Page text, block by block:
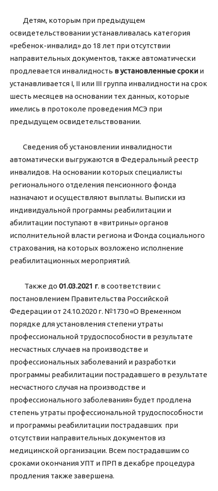
Детям, которым при предыдущем
освидетельствовании устанавливалась категория
«ребенок-инвалид» до 18 лет при отсутствии
направительных документов, также автоматически
продлевается инвалидность в установленные сроки и
устанавливается I, II или III группа инвалидности на срок
шесть месяцев на основании тех данных, которые
имелись в протоколе проведения МСЭ при
предыдущем освидетельствовании.
Сведения об установлении инвалидности
автоматически выгружаются в Федеральный реестр
инвалидов. На основании которых специалисты
регионального отделения пенсионного фонда
назначают и осуществляют выплаты. Выписки из
индивидуальной программы реабилитации и
абилитации поступают в «витрины» органов
исполнительной власти региона и Фонда социального
страхования, на которых возложено исполнение
реабилитационных мероприятий.
Также до 01.03.2021 г. в соответствии с
постановлением Правительства Российской
Федерации от 24.10.2020 г. №1730 «О Временном
порядке для установления степени утраты
профессиональной трудоспособности в результате
несчастных случаев на производстве и
профессиональных заболеваний и разработки
программы реабилитации пострадавшего в результате
несчастного случая на производстве и
профессионального заболевания» будет продлена
степень утраты профессиональной трудоспособности
и программы реабилитации пострадавших при
отсутствии направительных документов из
медицинской организации. Всем пострадавшим со
сроками окончания УПТ и ПРП в декабре процедура
продления также завершена.